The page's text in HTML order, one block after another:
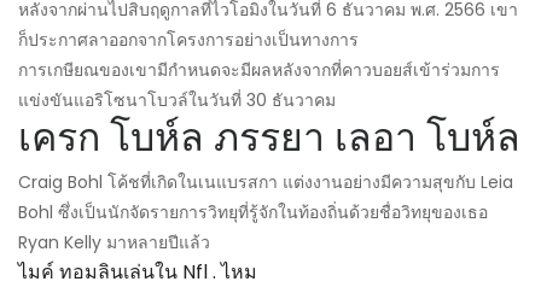
หลังจากผ่านไปสิบฤดูกาลที่ไวโอมิงในวันที่ 6 ธันวาคม พ.ศ. 2566 เขา
ก็ประกาศลาออกจากโครงการอย่างเป็นทางการ
การเกษียณของเขามีกำหนดจะมีผลหลังจากที่คาวบอยส์เข้าร่วมการ
แข่งขันแอริโซนาโบวล์ในวันที่ 30 ธันวาคม
เครก โบห์ล ภรรยา เลอา โบห์ล
Craig Bohl โค้ชที่เกิดในเนแบรสกา แต่งงานอย่างมีความสุขกับ Leia
Bohl ซึ่งเป็นนักจัดรายการวิทยุที่รู้จักในท้องถิ่นด้วยชื่อวิทยุของเธอ
Ryan Kelly มาหลายปีแล้ว
ไมค์ ทอมลินเล่นใน Nfl . ไหม